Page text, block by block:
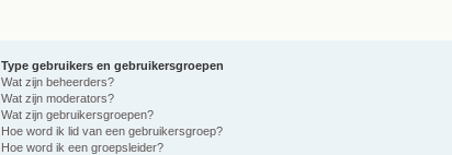
Type gebruikers en gebruikersgroepen
Wat zijn beheerders?
Wat zijn moderators?
Wat zijn gebruikersgroepen?
Hoe word ik lid van een gebruikersgroep?
Hoe word ik een groepsleider?